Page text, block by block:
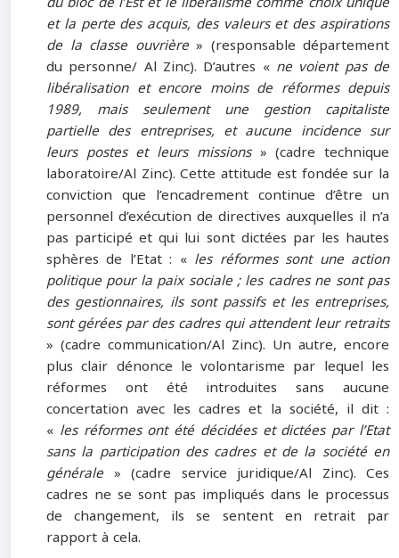
et la perte des acquis, des valeurs et des aspirations
de la classe ouvrière» (responsable département
du personne/ Al Zinc). D’autres « ne voient pas de
libéralisation et encore moins de réformes depuis
1989, mais seulement une gestion capitaliste
partielle des entreprises, et aucune incidence sur
leurs postes et leurs missions» (cadre technique
laboratoire/Al Zinc). Cette attitude est fondée sur la
conviction que l’encadrement continue d’être un
personnel d’exécution de directives auxquelles il n’a
pas participé et qui lui sont dictées par les hautes
sphères de l’Etat : « les réformes sont une action
politique pour la paix sociale ; les cadres ne sont pas
des gestionnaires, ils sont passifs et les entreprises,
sont gérées par des cadres qui attendent leur retraits
» (cadre communication/Al Zinc). Un autre, encore
plus clair dénonce le volontarisme par lequel les
réformes ont été introduites sans aucune
concertation avec les cadres et la société, il dit :
« les réformes ont été décidées et dictées par l’Etat
sans la participation des cadres et de la société en
générale » (cadre service juridique/Al Zinc). Ces
cadres ne se sont pas impliqués dans le processus
de changement, ils se sentent en retrait par
rapport à cela.